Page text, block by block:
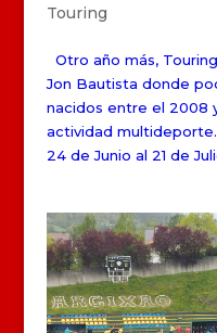
Touring
Otro año más,
Jon Bautista donde
nacidos entre el 2008
actividad
24 de Junio al 21 de